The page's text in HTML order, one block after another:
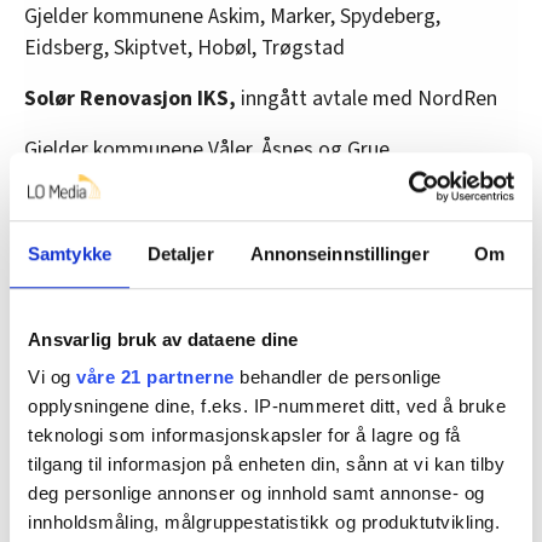
Samtykke Detaljer Annonseinnstillinger Om
Ansvarlig bruk av dataene dine
Vi og våre 21 partnerne behandler de personlige
opplysningene dine, f.eks. IP-nummeret ditt, ved å bruke
teknologi som informasjonskapsler for å lagre og få
tilgang til informasjon på enheten din, sånn at vi kan tilby
deg personlige annonser og innhold samt annonse- og
innholdsmåling, målgruppestatistikk og produktutvikling.
Gjelder kommunene Askim, Marker, Spydeberg,
Eidsberg, Skiptvet, Hobøl, Trøgstad
Solør Renovasjon IKS, inngått avtale med NordRen
Gjelder kommunene Våler, Åsnes og Grue
Sandefjord
Inngått avtale med NordRen om å gå videre i
kontrkten til RenoNorden.
Agder renovasjon
Inngikk avtale om å overta fram til ny anbudsperiode,
som selskapet også har vunnet.
Gjelder kommunene Arendal, Froland og Grimstad.
Bærum kommune